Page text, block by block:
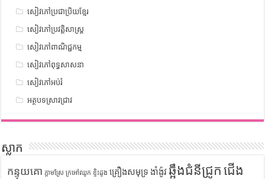
សៀវភៅប្រជាប្រិយខ្មែរ
សៀវភៅប្រវត្តិសាស្រ្ត
សៀវភៅពាណិជ្ជកម្ម
សៀវភៅពុទ្ធសាសនា
សៀវភៅអប់រំ
អត្ថបទស្រាវជ្រាវ
ស្លាក
កន្ទុយគោ ក្តាមស្រែ ក្រអៅឈូក ខ្ទិះដូង គ្រឿងសមុទ្រ ងាំង៉ូវ ឆ្អឹងជំនីជ្រូក ជើង